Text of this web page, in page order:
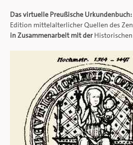
Das virtuelle Preußische
Edition mittelalterlicher Quellen des
in Zusammenarbeit mit derHistorischen